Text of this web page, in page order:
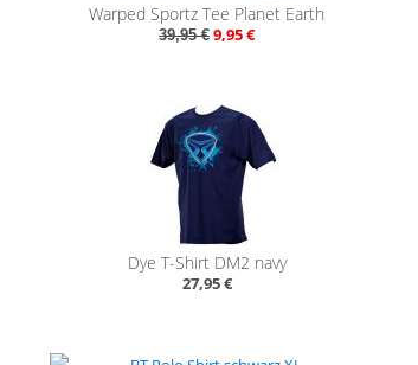
Warped Sportz Tee Planet Earth
39,95 €9,95 €
Dye T-Shirt DM2 navy
27,95 €